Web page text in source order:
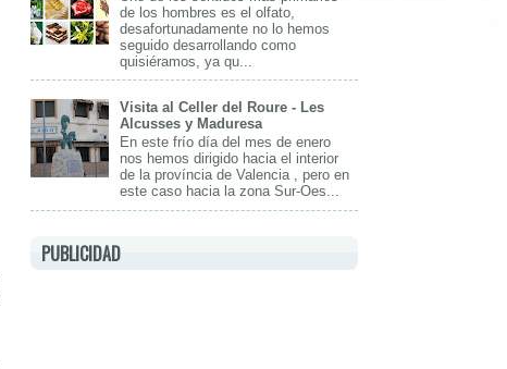
de los hombres es el olfato,
desafortunadamente no lo hemos
seguido desarrollando como
quisiéramos, ya qu...
Visita al Celler del Roure - Les
Alcusses y Maduresa
En este frío día del mes de enero
nos hemos dirigido hacia el interior
de la província de Valencia , pero en
este caso hacia la zona Sur-Oes...
PUBLICIDAD